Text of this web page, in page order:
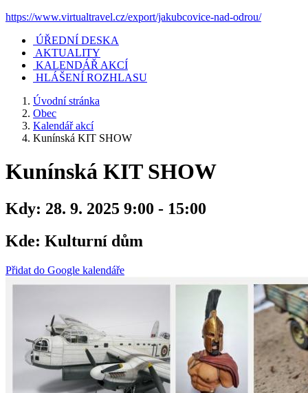
https://www.virtualtravel.cz/export/jakubcovice-nad-odrou/
ÚŘEDNÍ DESKA
AKTUALITY
KALENDÁŘ AKCÍ
HLÁŠENÍ ROZHLASU
Úvodní stránka
Obec
Kalendář akcí
Kunínská KIT SHOW
Kunínská KIT SHOW
Kdy: 28. 9. 2025 9:00 - 15:00
Kde: Kulturní dům
Přidat do Google kalendáře